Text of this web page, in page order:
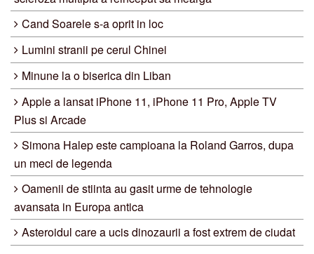
Cand Soarele s-a oprit in loc
Lumini stranii pe cerul Chinei
Minune la o biserica din Liban
Apple a lansat iPhone 11, iPhone 11 Pro, Apple TV
Plus si Arcade
Simona Halep este campioana la Roland Garros, dupa
un meci de legenda
Oamenii de stiinta au gasit urme de tehnologie
avansata in Europa antica
Asteroidul care a ucis dinozaurii a fost extrem de ciudat